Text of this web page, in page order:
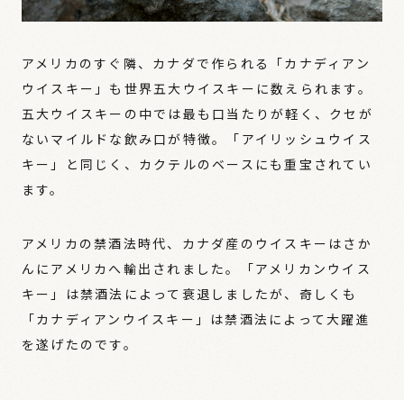
アメリカのすぐ隣、カナダで作られる「カナディアン
ウイスキー」も世界五大ウイスキーに数えられます。
五大ウイスキーの中では最も口当たりが軽く、クセが
ないマイルドな飲み口が特徴。「アイリッシュウイス
キー」と同じく、カクテルのベースにも重宝されてい
ます。
アメリカの禁酒法時代、カナダ産のウイスキーはさか
んにアメリカへ輸出されました。「アメリカンウイス
キー」は禁酒法によって衰退しましたが、奇しくも
「カナディアンウイスキー」は禁酒法によって大躍進
を遂げたのです。